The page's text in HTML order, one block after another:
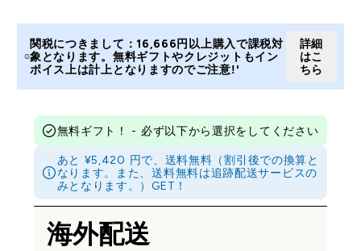
関税につきまして：16,666円以上購入で課税対
象となります。無料ギフトやクレジットもイン
ボイス上は計上となりますのでご注意!'
詳細
はこ
ちら
無料ギフト！ - 必ず以下から選択をしてください
あと ¥5,420 円で、送料無料（割引後での換算と
なります。また、送料無料は追跡配送サービスの
みとなります。）GET！
海外配送